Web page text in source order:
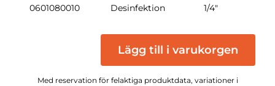
0601080010 Desinfektion 1/4"
Lägg till i varukorgen
Med reservation för felaktiga produktdata, variationer i